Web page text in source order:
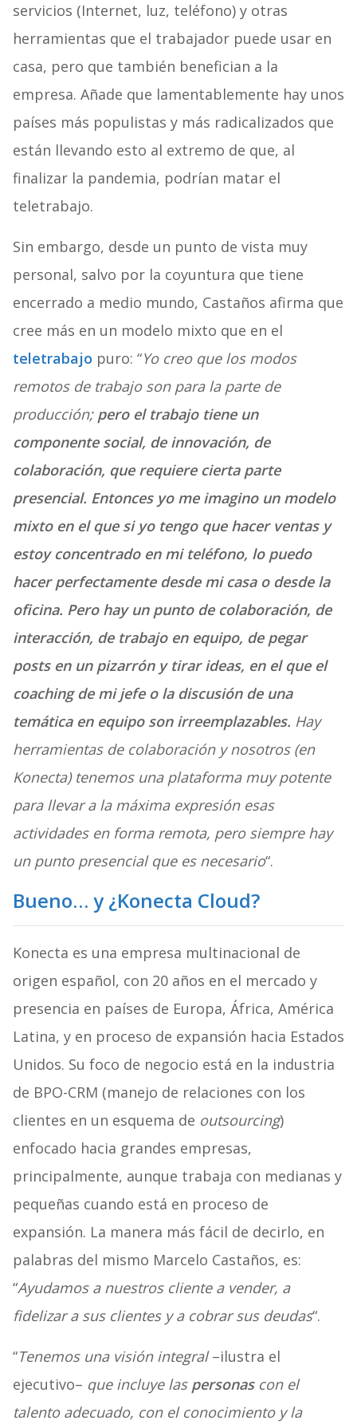
servicios (Internet, luz, teléfono) y otras
herramientas que el trabajador puede usar en
casa, pero que también benefician a la
empresa. Añade que lamentablemente hay unos
países más populistas y más radicalizados que
están llevando esto al extremo de que, al
finalizar la pandemia, podrían matar el
teletrabajo.
Sin embargo, desde un punto de vista muy
personal, salvo por la coyuntura que tiene
encerrado a medio mundo, Castaños afirma que
cree más en un modelo mixto que en el
teletrabajo puro: “Yo creo que los modos
remotos de trabajo son para la parte de
producción; pero el trabajo tiene un
componente social, de innovación, de
colaboración, que requiere cierta parte
presencial. Entonces yo me imagino un modelo
mixto en el que si yo tengo que hacer ventas y
estoy concentrado en mi teléfono, lo puedo
hacer perfectamente desde mi casa o desde la
oficina. Pero hay un punto de colaboración, de
interacción, de trabajo en equipo, de pegar
posts en un pizarrón y tirar ideas, en el que el
coaching de mi jefe o la discusión de una
temática en equipo son irreemplazables. Hay
herramientas de colaboración y nosotros (en
Konecta) tenemos una plataforma muy potente
para llevar a la máxima expresión esas
actividades en forma remota, pero siempre hay
un punto presencial que es necesario“.
Bueno… y ¿Konecta Cloud?
Konecta es una empresa multinacional de
origen español, con 20 años en el mercado y
presencia en países de Europa, África, América
Latina, y en proceso de expansión hacia Estados
Unidos. Su foco de negocio está en la industria
de BPO-CRM (manejo de relaciones con los
clientes en un esquema de outsourcing)
enfocado hacia grandes empresas,
principalmente, aunque trabaja con medianas y
pequeñas cuando está en proceso de
expansión. La manera más fácil de decirlo, en
palabras del mismo Marcelo Castaños, es:
“Ayudamos a nuestros cliente a vender, a
fidelizar a sus clientes y a cobrar sus deudas“.
“Tenemos una visión integral–ilustra el
ejecutivo– que incluye las personascon el
talento adecuado, con el conocimiento y la